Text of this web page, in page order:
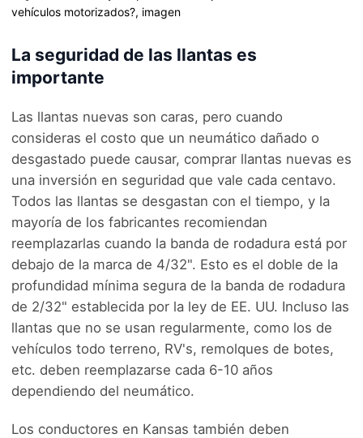
La seguridad de las llantas es
importante
Las llantas nuevas son caras, pero cuando
consideras el costo que un neumático dañado o
desgastado puede causar, comprar llantas nuevas es
una inversión en seguridad que vale cada centavo.
Todos las llantas se desgastan con el tiempo, y la
mayoría de los fabricantes recomiendan
reemplazarlas cuando la banda de rodadura está por
debajo de la marca de 4/32". Esto es el doble de la
profundidad mínima segura de la banda de rodadura
de 2/32" establecida por la ley de EE. UU. Incluso las
llantas que no se usan regularmente, como los de
vehículos todo terreno, RV's, remolques de botes,
etc. deben reemplazarse cada 6-10 años
dependiendo del neumático.
Los conductores en Kansas también deben